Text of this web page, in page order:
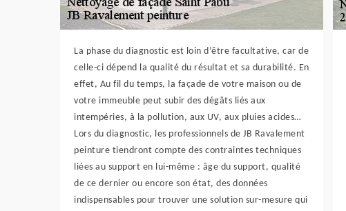
La phase du diagnostic est loin d’être facultative, car de
celle-ci dépend la qualité du résultat et sa durabilité. En
effet, Au fil du temps, la façade de votre maison ou de
votre immeuble peut subir des dégâts liés aux
intempéries, à la pollution, aux UV, aux pluies acides…
Lors du diagnostic, les professionnels de JB Ravalement
peinture tiendront compte des contraintes techniques
liées au support en lui-même : âge du support, qualité
de ce dernier ou encore son état, des données
indispensables pour trouver une solution sur-mesure qui